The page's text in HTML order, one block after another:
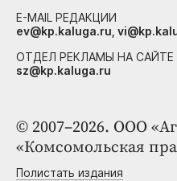
© 2007–2026. ООО
«Комсомольская
Полистать издания
E-MAIL РЕДАКЦИИ
ev@kp.kaluga.ru,
ОТДЕЛ РЕКЛАМЫ НА САЙТЕ
sz@kp.kaluga.ru